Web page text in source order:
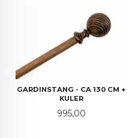
GARDINSTANG - CA 130 CM +
KULER
Pris
995,00